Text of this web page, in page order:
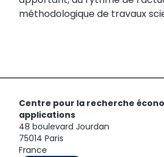
méthodologique de travaux
Centre pour la recherche
applications
48 boulevard Jourdan
75014 Paris
France